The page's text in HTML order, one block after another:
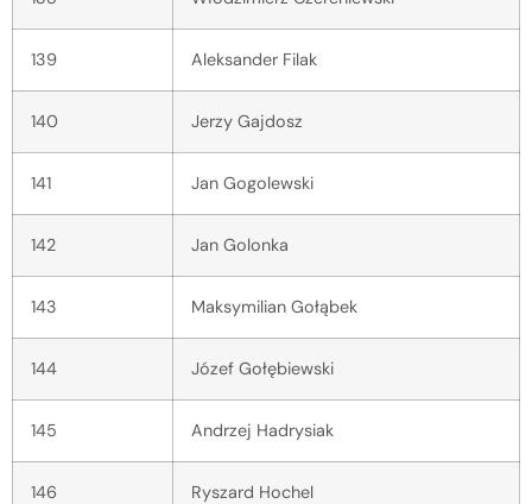
139 Aleksander Filak
140 Jerzy Gajdosz
141 Jan Gogolewski
142 Jan Golonka
143 Maksymilian Gołąbek
144 Józef Gołębiewski
145 Andrzej Hadrysiak
146 Ryszard Hochel